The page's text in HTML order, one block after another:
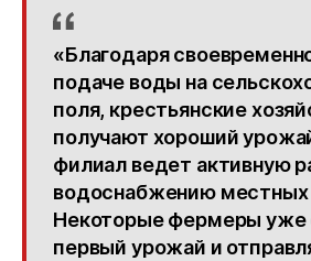
«Благодаря
подаче воды на
поля, крестьянские
получают хороший
филиал ведет активную
водоснабжению местных
Некоторые фермеры уже
первый урожай и